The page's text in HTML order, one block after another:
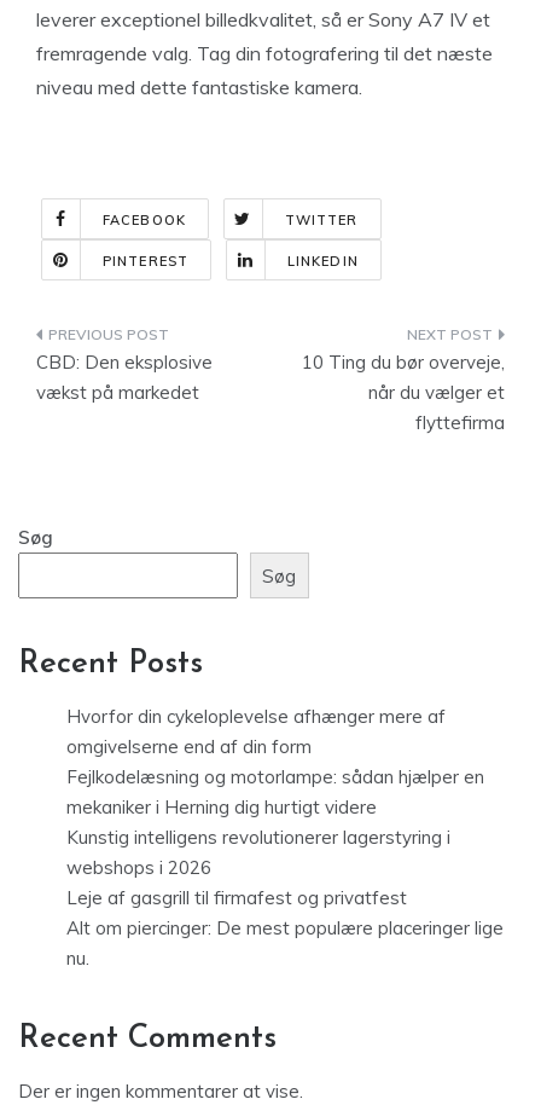
leverer exceptionel billedkvalitet, så er Sony A7 IV et
fremragende valg. Tag din fotografering til det næste
niveau med dette fantastiske kamera.
FACEBOOK TWITTER
PINTEREST LINKEDIN
Indlægsnavigation
CBD: Den eksplosive
vækst på markedet
10 Ting du bør overveje,
når du vælger et
flyttefirma
Søg
Søg
Recent Posts
Hvorfor din cykeloplevelse afhænger mere af
omgivelserne end af din form
Fejlkodelæsning og motorlampe: sådan hjælper en
mekaniker i Herning dig hurtigt videre
Kunstig intelligens revolutionerer lagerstyring i
webshops i 2026
Leje af gasgrill til firmafest og privatfest
Alt om piercinger: De mest populære placeringer lige
nu.
Recent Comments
Der er ingen kommentarer at vise.